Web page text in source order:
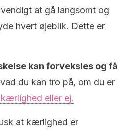
at gå langsomt og
hvert øjeblik. Dette er
kan forveksles og få
du kan tro på, om du er
eller ej.
at kærlighed er